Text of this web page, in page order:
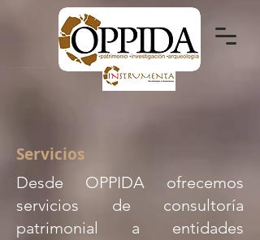
Servicios
Desde OPPIDA ofrecemos
servicios de consultoría
patrimonial a entidades